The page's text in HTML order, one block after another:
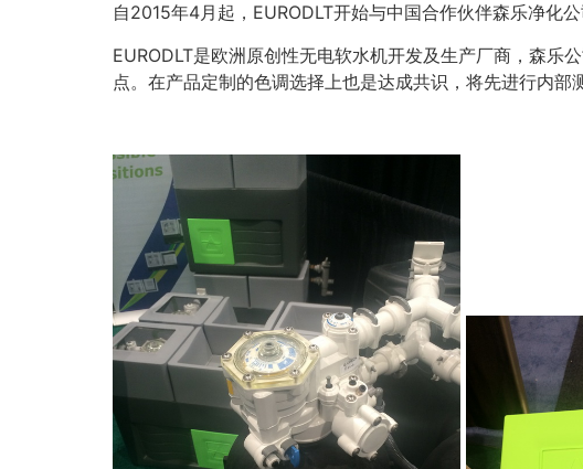
自2015年4月起，EURODLT开始与中国合作伙伴森乐净化
EURODLT是欧洲原创性无电软水机开发及生产厂商，森乐
点。在产品定制的色调选择上也是达成共识，将先进行内部